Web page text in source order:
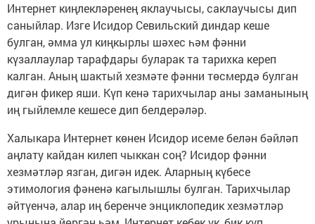
Интернет киңлекләренең яклаучысы, саклаучысы дип
саныйлар. Изге Исидор Севильский диндар кеше
булган, әмма ул киңкырлы шәхес һәм фәнни
күзаллаулар тарафдары буларак та тарихка кереп
калган. Аның шактый хезмәте фәнни төсмердә булган
дигән фикер яши. Күп кенә тарихчылар аны заманының
иң гыйлемле кешесе дип белдерәләр.
Халыкара Интернет көнен Исидор исеме белән бәйләп
аңлату кайдан килеп чыккан соң? Исидор фәнни
хезмәтләр язган, дигән идек. Аларның күбесе
этимология фәненә кагылышлы булган. Тарихчылар
әйтүенчә, алар иң беренче энциклопедик хезмәтләр